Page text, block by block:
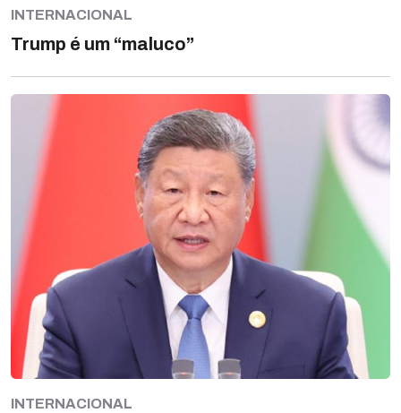
INTERNACIONAL
Trump é um “maluco”
INTERNACIONAL